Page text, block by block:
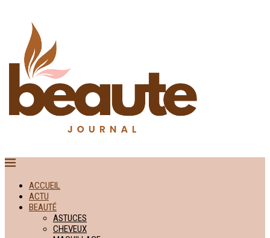
ACCUEIL
ACTU
BEAUTÉ
ASTUCES
CHEVEUX